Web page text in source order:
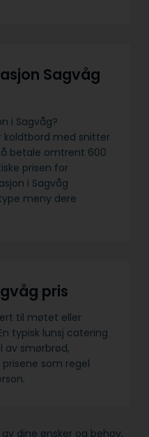
Sagvåg
i Sagvåg?
koldtbord med snitter
betale omtrent 600
prisen for
i Sagvåg
meny dere
pris
til møtet eller
typisk lunsj catering
av smørbrød,
som regel
dine ønsker og behov,